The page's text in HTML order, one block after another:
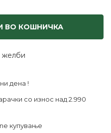
ВО КОШНИЧКА
желби
дена !
со износ над 2.990
купување